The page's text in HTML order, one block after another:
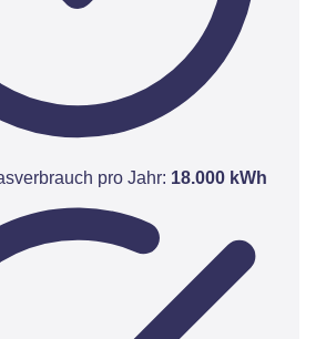
pro Jahr: 18.000 kWh